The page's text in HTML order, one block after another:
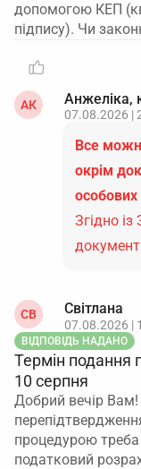
допомогою КЕП
підпису). Чи
АК Анжеліка,
07.08.2026 |
Все
окрім
Згідно
СВ Світлана
07.08.2026 |
ВІДПОВІДЬ НАДАНО
Термін подання
10 серпня
Добрий вечір Вам!
процедурою
податковий